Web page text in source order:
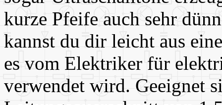
kurze Pfeife auch sehr
kannst du dir leicht aus
es vom Elektriker für
verwendet wird. Geeignet